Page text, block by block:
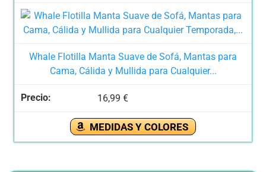
Whale Flotilla Manta Suave de Sofá, Mantas para
Cama, Cálida y Mullida para Cualquier...
16,99 €
MEDIDAS Y COLORES